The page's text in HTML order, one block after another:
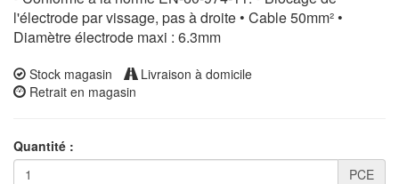
l'électrode par vissage, pas à droite • Cable 50mm² •
Diamètre électrode maxi : 6.3mm
Stock magasin
Livraison à domicile
Retrait en magasin
Quantité :
PCE